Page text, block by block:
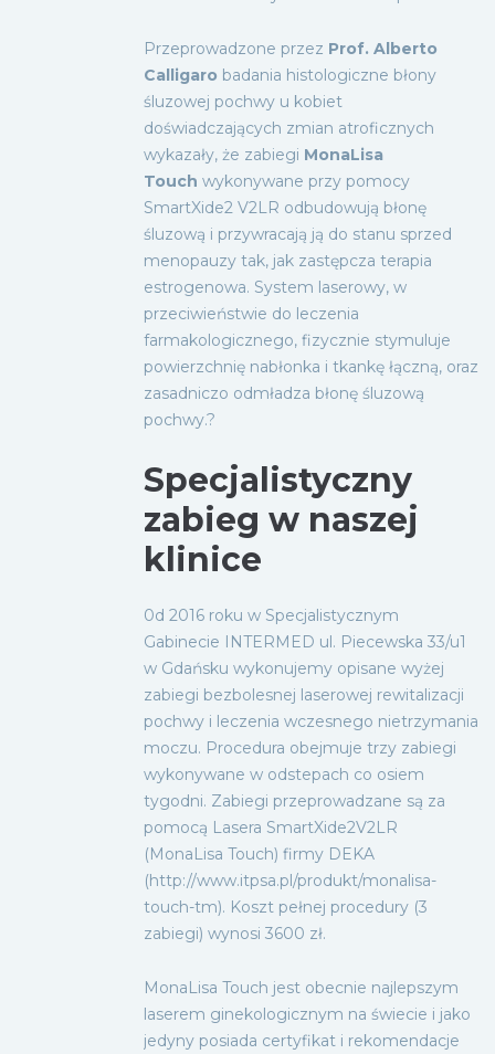
Przeprowadzone przez Prof. Alberto
Calligaro badania histologiczne błony
śluzowej pochwy u kobiet
doświadczających zmian atroficznych
wykazały, że zabiegi MonaLisa
Touch wykonywane przy pomocy
SmartXide2 V2LR odbudowują błonę
śluzową i przywracają ją do stanu sprzed
menopauzy tak, jak zastępcza terapia
estrogenowa. System laserowy, w
przeciwieństwie do leczenia
farmakologicznego, fizycznie stymuluje
powierzchnię nabłonka i tkankę łączną, oraz
zasadniczo odmładza błonę śluzową
pochwy.?
Specjalistyczny
zabieg w naszej
klinice
0d 2016 roku w Specjalistycznym
Gabinecie INTERMED ul. Piecewska 33/u1
w Gdańsku wykonujemy opisane wyżej
zabiegi bezbolesnej laserowej rewitalizacji
pochwy i leczenia wczesnego nietrzymania
moczu. Procedura obejmuje trzy zabiegi
wykonywane w odstepach co osiem
tygodni. Zabiegi przeprowadzane są za
pomocą Lasera SmartXide2V2LR
(MonaLisa Touch) firmy DEKA
(http://www.itpsa.pl/produkt/monalisa-
touch-tm). Koszt pełnej procedury (3
zabiegi) wynosi 3600 zł.
MonaLisa Touch jest obecnie najlepszym
laserem ginekologicznym na świecie i jako
jedyny posiada certyfikat i rekomendacje